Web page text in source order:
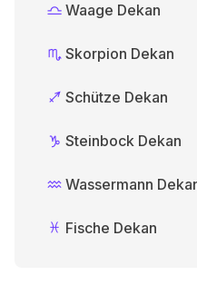
G Waage Dekan
H Skorpion Dekan
I Schütze Dekan
J Steinbock Dekan
K Wassermann
L Fische Dekan